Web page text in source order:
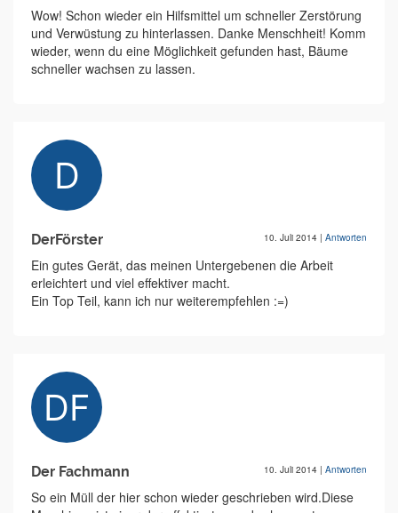
Wow! Schon wieder ein Hilfsmittel um schneller Zerstörung
und Verwüstung zu hinterlassen. Danke Menschheit! Komm
wieder, wenn du eine Möglichkeit gefunden hast, Bäume
schneller wachsen zu lassen.
DerFörster 10. Juli 2014 | Antworten
Ein gutes Gerät, das meinen Untergebenen die Arbeit
erleichtert und viel effektiver macht.
Ein Top Teil, kann ich nur weiterempfehlen :=)
Der Fachmann 10. Juli 2014 | Antworten
So ein Müll der hier schon wieder geschrieben wird.Diese